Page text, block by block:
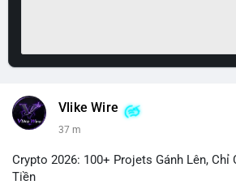
Vlike Wire
37 m
Crypto 2026: 100+ Projets Gánh Lên,
Tiền